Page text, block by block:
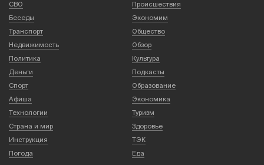
СВО
Происшествия
Беседы
Экономим
Транспорт
Общество
Недвижимость
Обзор
Политика
Культура
Деньги
Подкасты
Спорт
Образование
Афиша
Экономика
Технологии
Туризм
Страна и мир
Здоровье
Инструкция
ТЭК
Погода
Еда